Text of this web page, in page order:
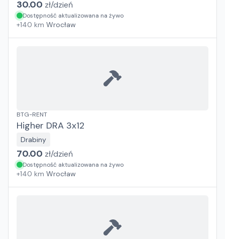
30.00 zł/dzień
Dostępność aktualizowana na żywo
+140 km Wrocław
BTG-RENT
Higher DRA 3x12
Drabiny
70.00 zł/dzień
Dostępność aktualizowana na żywo
+140 km Wrocław